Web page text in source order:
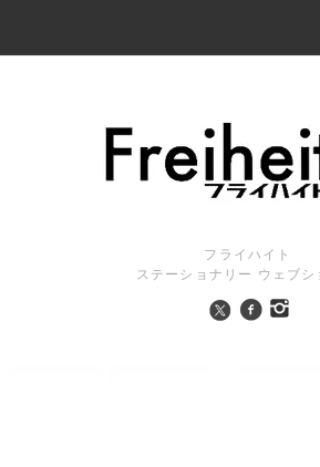
フライハイト
ステーショナリー ウェブシ